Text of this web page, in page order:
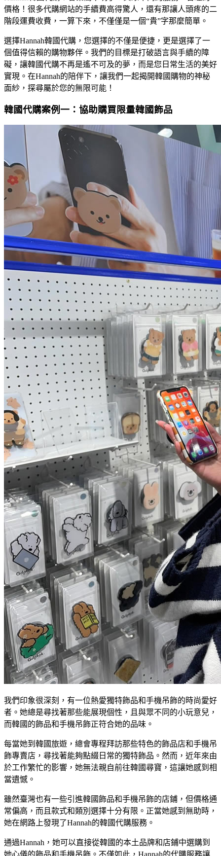
價格！很多代購網站的手續費高得驚人，還有那讓人頭疼的二
階段運費收費，一算下來，不僅僅是一個“貴”字那麼簡單。
選擇Hannah韓國代購，您選擇的不僅是便捷，更是選擇了一
個值得信賴的購物夥伴。我們的目標是打破語言與手續的障
礙，讓韓國代購不再是遙不可及的夢，而是您日常生活的美好
實現。在Hannah的陪伴下，讓我們一起揭開韓國購物的神秘
面紗，探尋屬於您的無限可能！
韓國代購案例一：協助購買限量韓國飾品
我們印象很深刻，有一位熱愛獨特飾品和手機吊飾的時尚愛好
者。她總是尋找著那些能展現個性，且與眾不同的小玩意兒，
而韓國的飾品和手機吊飾正符合她的品味。
每當她到韓國旅遊，總會專程拜訪那些特色的飾品店和手機吊
飾專賣店，尋找著能夠點綴日常的獨特飾品。然而，近年來由
於工作繁忙的影響，她無法親自前往韓國尋寶，這讓她感到相
當遺憾。
雖然臺灣也有一些引進韓國飾品和手機吊飾的店鋪，但價格通
常偏高，而且款式和類別選擇十分有限。正當她感到無助時，
她在網路上發現了Hannah的韓國代購服務。
通過Hannah，她可以直接從韓國的本土品牌和店鋪中選購到
她心儀的飾品和手機吊飾。不僅如此，Hannah的代購服務讓